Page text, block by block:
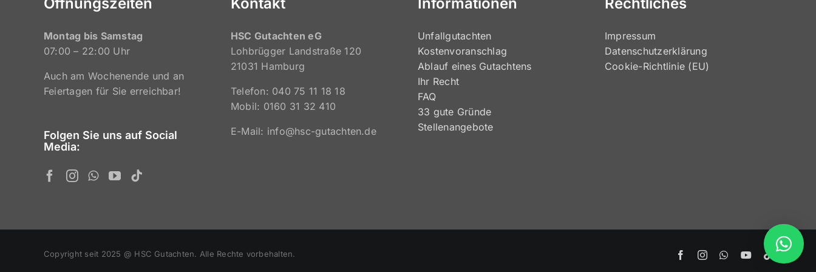
Montag bis Samstag
07:00 – 22:00 Uhr
Auch am Wochenende und an
Feiertagen für Sie erreichbar!
Folgen Sie uns auf Social
Media:
HSC Gutachten eG
Lohbrügger Landstraße 120
21031 Hamburg
Telefon: 040 75 11 18 18
Mobil: 0160 31 32 410
E-Mail: info@hsc-gutachten.de
Unfallgutachten
Kostenvoranschlag
Ablauf eines Gutachtens
Ihr Recht
FAQ
33 gute Gründe
Stellenangebote
Impressum
Datenschutzerklärung
Cookie-Richtlinie (EU)
Copyright seit 2025 @ HSC Gutachten. Alle Rechte vorbehalten. FacebookInstagramWhatsAppYouTube
Tiktok